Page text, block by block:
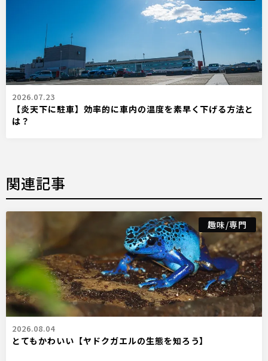
2026.07.23
【炎天下に駐車】効率的に車内の温度を素早く下げる方法と
は？
関連記事
趣味/専門
2026.08.04
とてもかわいい【ヤドクガエルの生態を知ろう】